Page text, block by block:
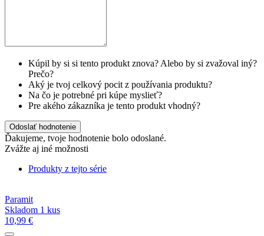
Kúpil by si si tento produkt znova? Alebo by si zvažoval iný?
Prečo?
Aký je tvoj celkový pocit z používania produktu?
Na čo je potrebné pri kúpe myslieť?
Pre akého zákazníka je tento produkt vhodný?
Odoslať hodnotenie
Ďakujeme, tvoje hodnotenie bolo odoslané.
Zvážte aj iné možnosti
Produkty z tejto série
Paramit
Skladom 1 kus
10,99 €